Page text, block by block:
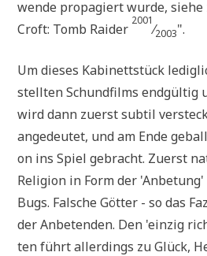
wen­de pro­pa­giert wur­de, sie­he
Croft: Tomb Rai­der
2001
⁄2003".
Um die­ses Kabi­nett­stück
stell­ten Schund­films end­gül­tig
wird dann zuerst sub­til
ange­deu­tet, und am Ende
on ins Spiel gebracht. Zuerst
Reli­gi­on in Form der
Bugs. Fal­sche Göt­ter - so das
der Anbe­ten­den. Den 'ein­zig
ten führt aller­dings zu Glück,